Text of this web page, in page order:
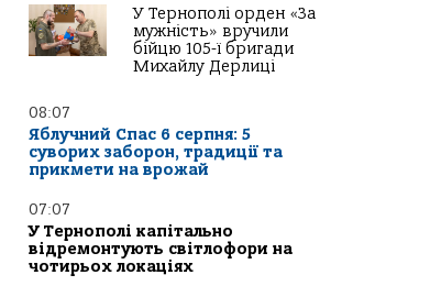
У Тернополі орден «За
мужність» вручили
бійцю 105-ї бригади
Михайлу Дерлиці
08:07
Яблучний Спас 6 серпня: 5
суворих заборон, традиції та
прикмети на врожай
07:07
У Тернополі капітально
відремонтують світлофори на
чотирьох локаціях